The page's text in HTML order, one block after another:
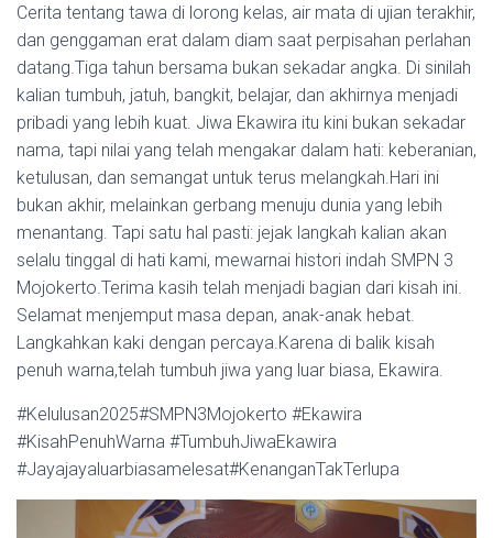
Cerita tentang tawa di lorong kelas, air mata di ujian terakhir,
dan genggaman erat dalam diam saat perpisahan perlahan
datang.Tiga tahun bersama bukan sekadar angka. Di sinilah
kalian tumbuh, jatuh, bangkit, belajar, dan akhirnya menjadi
pribadi yang lebih kuat. Jiwa Ekawira itu kini bukan sekadar
nama, tapi nilai yang telah mengakar dalam hati: keberanian,
ketulusan, dan semangat untuk terus melangkah.Hari ini
bukan akhir, melainkan gerbang menuju dunia yang lebih
menantang. Tapi satu hal pasti: jejak langkah kalian akan
selalu tinggal di hati kami, mewarnai histori indah SMPN 3
Mojokerto.Terima kasih telah menjadi bagian dari kisah ini.
Selamat menjemput masa depan, anak-anak hebat.
Langkahkan kaki dengan percaya.Karena di balik kisah
penuh warna,telah tumbuh jiwa yang luar biasa, Ekawira.
#Kelulusan2025#SMPN3Mojokerto #Ekawira
#KisahPenuhWarna #TumbuhJiwaEkawira
#Jayajayaluarbiasamelesat#KenanganTakTerlupa